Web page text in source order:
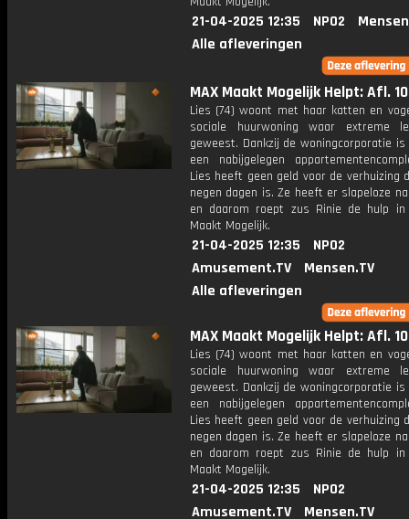
21-04-2025 12:35 NPO2
Alle afleveringen
MAX Maakt Mogelijk Helpt: Afl. 10
Lies (74) woont met haar katten en
sociale huurwoning waar extreme
geweest. Dankzij de woningcorporatie
een nabijgelegen
Lies heeft geen geld voor de verhuizing
negen dagen is. Ze heeft er slapeloze
en daarom roept zus Rinie de hulp in
Maakt Mogelijk.
21-04-2025 12:35
NPO2
Amusement.TV
Mensen.TV
Alle afleveringen
MAX Maakt Mogelijk Helpt: Afl. 10
Lies (74) woont met haar katten en
sociale huurwoning waar extreme
geweest. Dankzij de woningcorporatie
een nabijgelegen
Lies heeft geen geld voor de verhuizing
negen dagen is. Ze heeft er slapeloze
en daarom roept zus Rinie de hulp in
Maakt Mogelijk.
21-04-2025 12:35
NPO2
Amusement.TV
Mensen.TV